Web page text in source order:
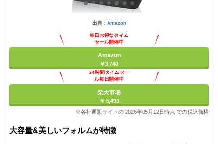
出典： Amazon
毎日お得なタイム
セール開催中
Amazon
￥3,740
24時間タイムセー
ル毎日開催中
楽天市場
￥ 5,493
※各社通販サイトの 2026年05月12日時点 での税込価格
大容量&美しいフォルムが特徴